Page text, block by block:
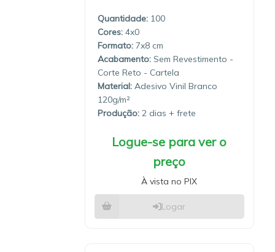
Quantidade: 100
4x0
7x8
Sem Revestimento -
Corte Reto - Cartela
Material: Adesivo Vinil Branco
120g/m²
Produção: 2 dias
Logue-se para ver o
preço
À vista no PIX
Logar